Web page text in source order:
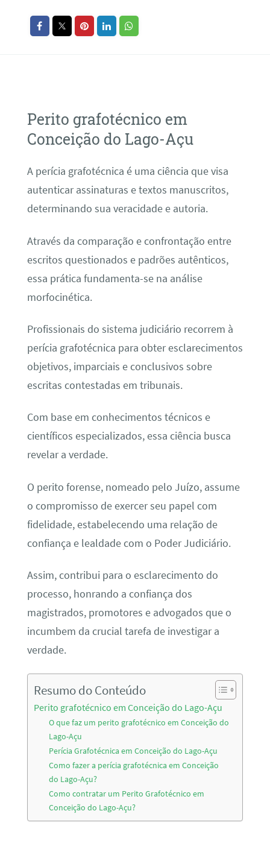
Perito grafotécnico em
Conceição do Lago-Açu
A perícia grafotécnica é uma ciência que visa
autenticar assinaturas e textos manuscritos,
determinando sua veracidade e autoria.
Através da comparação e confrontação entre
escritos questionados e padrões autênticos,
essa prática fundamenta-se na análise
morfocinética.
Profissionais do sistema judiciário recorrem à
perícia grafotécnica para obter esclarecimentos
objetivos, imparciais e conclusivos sobre
escritas contestadas em tribunais.
Com base em conhecimentos técnicos e
científicos especializados, essa ciência busca
revelar a verdade.
O perito forense, nomeado pelo Juízo, assume
o compromisso de exercer seu papel com
fidelidade, estabelecendo uma relação de
confiança e lealdade com o Poder Judiciário.
Assim, contribui para o esclarecimento do
processo, honrando a confiança dos
magistrados, promotores e advogados que o
incumbem da crucial tarefa de investigar a
verdade.
Resumo do Conteúdo
Perito grafotécnico em Conceição do Lago-Açu
O que faz um perito grafotécnico em Conceição do
Lago-Açu
Perícia Grafotécnica em Conceição do Lago-Açu
Como fazer a perícia grafotécnica em Conceição
do Lago-Açu?
Como contratar um Perito Grafotécnico em
Conceição do Lago-Açu?